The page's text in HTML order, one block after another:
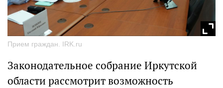
Прием граждан. IRK.ru
Законодательное собрание Иркутской
области рассмотрит возможность